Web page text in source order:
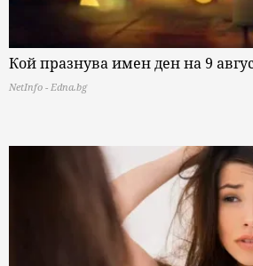
Кой празнува имен ден на 9
NetInfo - Edna.bg